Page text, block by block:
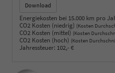
Download
Energiekosten bei 15.000 km pro
CO2 Kosten (niedrig) (Kosten
CO2 Kosten (mittel) (Kosten
CO2 Kosten (hoch) (Kosten
Jahressteuer: 102,- €